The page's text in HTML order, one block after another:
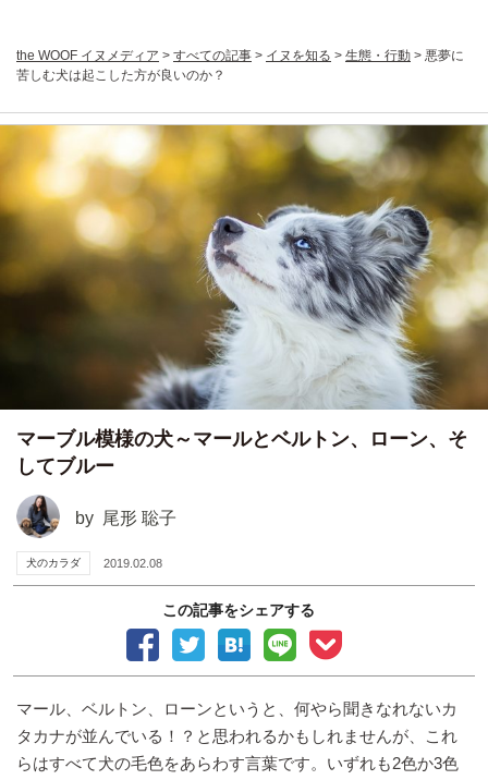
the WOOF イヌメディア > すべての記事 > イヌを知る > 生態・行動 > 悪夢に
苦しむ犬は起こした方が良いのか？
マーブル模様の犬～マールとベルトン、ローン、そ
してブルー
by 尾形 聡子
犬のカラダ 2019.02.08
この記事をシェアする
マール、ベルトン、ローンというと、何やら聞きなれないカ
タカナが並んでいる！？と思われるかもしれませんが、これ
らはすべて犬の毛色をあらわす言葉です。いずれも2色か3色